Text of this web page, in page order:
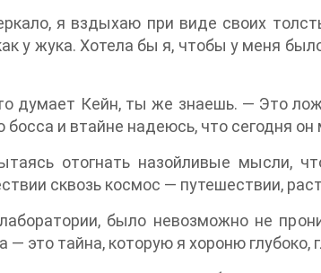
я вздыхаю при виде своих
у жука. Хотела бы я, чтобы у меня
думает Кейн, ты же знаешь. — Это
босса и втайне надеюсь, что сегодня
отогнать назойливые мысли,
сквозь космос — путешествии,
было невозможно не
— это тайна, которую я хороню